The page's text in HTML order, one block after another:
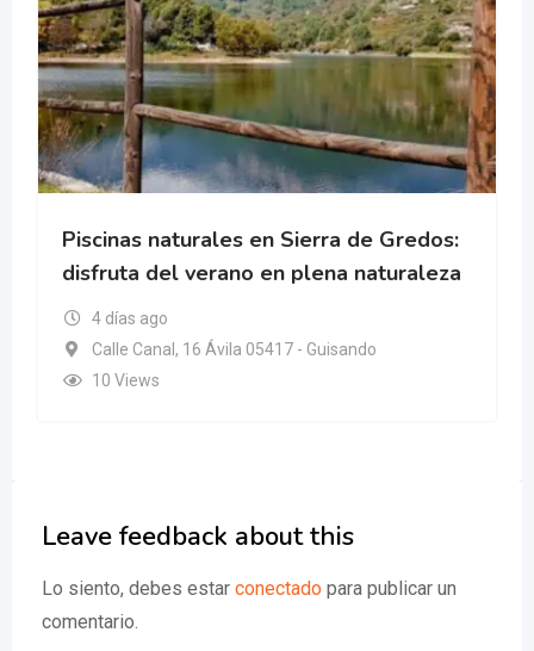
Piscinas naturales en Sierra de Gredos:
disfruta del verano en plena naturaleza
4 días ago
Calle Canal, 16 Ávila 05417 - Guisando
10 Views
Leave feedback about this
Lo siento, debes estar conectado para publicar un
comentario.